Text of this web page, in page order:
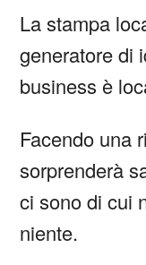
La stampa
generatore di
business è
Facendo una
sorprenderà
ci sono di cui
niente.